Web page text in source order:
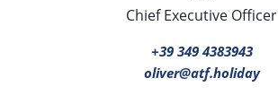
Chief Executive Officer
+39 349 4383943
oliver@atf.holiday